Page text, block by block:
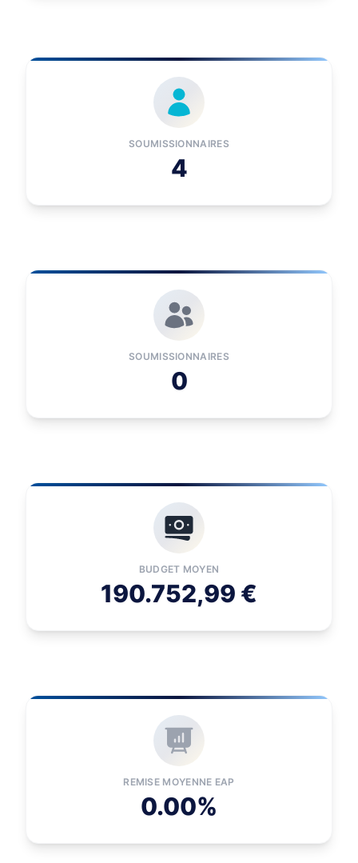
SOUMISSIONNAIRES
4
SOUMISSIONNAIRES
0
BUDGET MOYEN
190.752,99 €
REMISE MOYENNE EAP
0.00%